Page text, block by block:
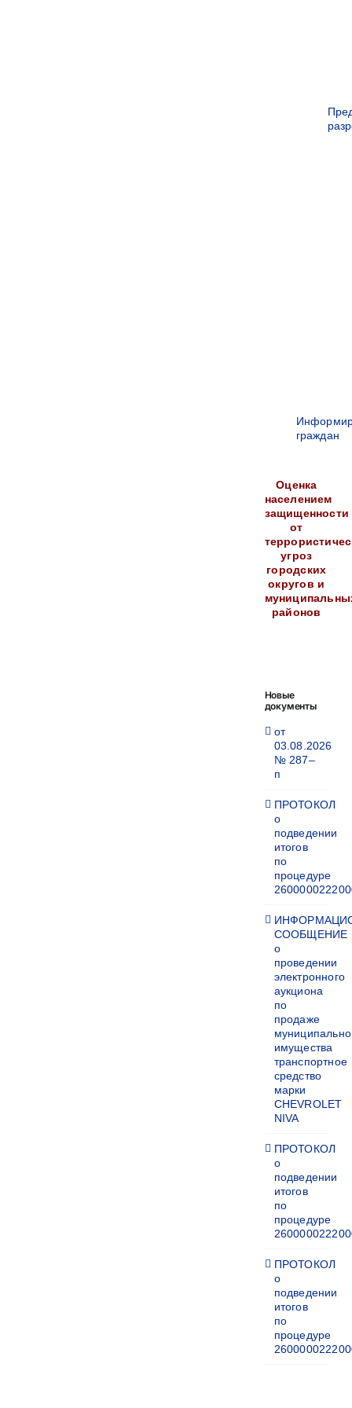
граждан
Оценка
населением
защищенности
от
угроз
городских
округов и
районов
Новые
документы
от
03.08.2026
№ 287–
п
ПРОТОКОЛ
о
подведении
итогов
по
процедуре
СООБЩЕНИЕ
о
проведении
электронного
аукциона
по
продаже
имущества
транспортное
средство
марки
CHEVROLET
NIVA
ПРОТОКОЛ
о
подведении
итогов
по
процедуре
ПРОТОКОЛ
о
подведении
итогов
по
процедуре